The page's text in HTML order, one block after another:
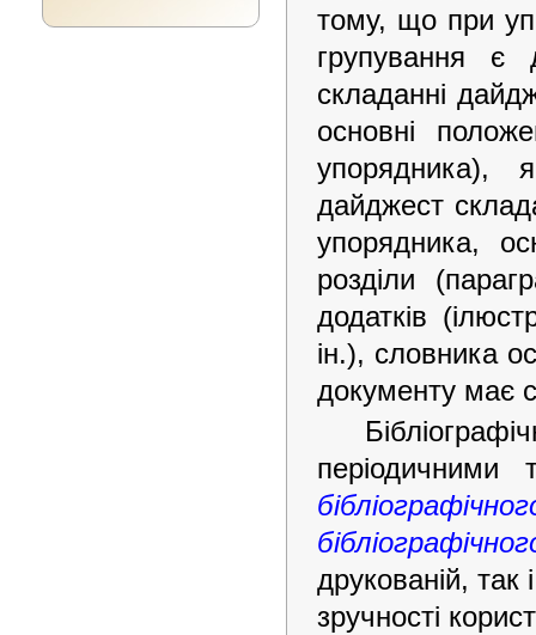
тому, що при
групування є
складанні
основні
упорядника),
дайджест
упорядника,
розділи
додатків
ін.), словника
документу має
друкованій, так
зручності